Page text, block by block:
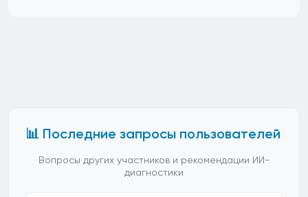
📊 Последние запросы пользователей
Вопросы других участников и рекомендации ИИ-
диагностики